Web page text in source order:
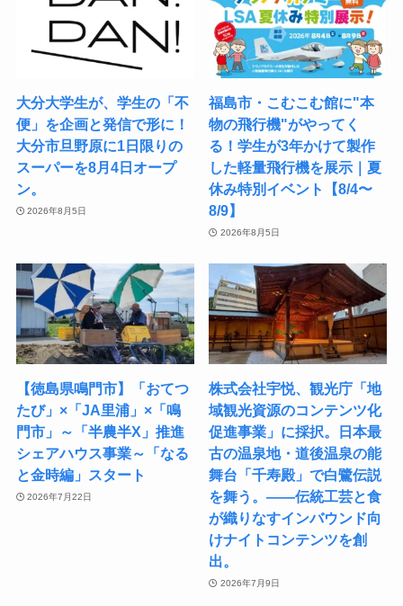
大分大学生が、学生の「不
便」を企画と発信で形に！
大分市旦野原に1日限りの
スーパーを8月4日オープ
ン。
2026年8月5日
福島市・こむこむ館に"本
物の飛行機"がやってく
る！学生が3年かけて製作
した軽量飛行機を展示｜夏
休み特別イベント【8/4〜
8/9】
2026年8月5日
【徳島県鳴門市】「おてつ
たび」×「JA里浦」×「鳴
門市」～「半農半X」推進
シェアハウス事業～「なる
と金時編」スタート
2026年7月22日
株式会社宇悦、観光庁「地
域観光資源のコンテンツ化
促進事業」に採択。日本最
古の温泉地・道後温泉の能
舞台「千寿殿」で白鷺伝説
を舞う。――伝統工芸と食
が織りなすインバウンド向
けナイトコンテンツを創
出。
2026年7月9日